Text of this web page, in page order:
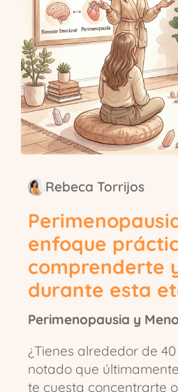
Rebeca Torrijos
enfoque
comprenderte
durante esta
Perimenopausia y
¿Tienes alrededor de
notado que
te cuesta concentrarte